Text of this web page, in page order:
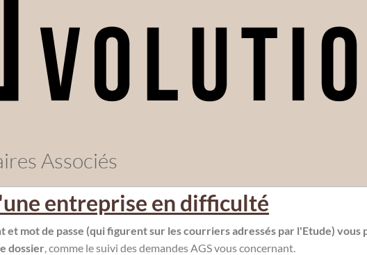
Associés
entreprise en difficulté
et mot de passe (qui figurent sur les courriers adressés par l'Etude) vous
dossier, comme le suivi des demandes AGS vous concernant.